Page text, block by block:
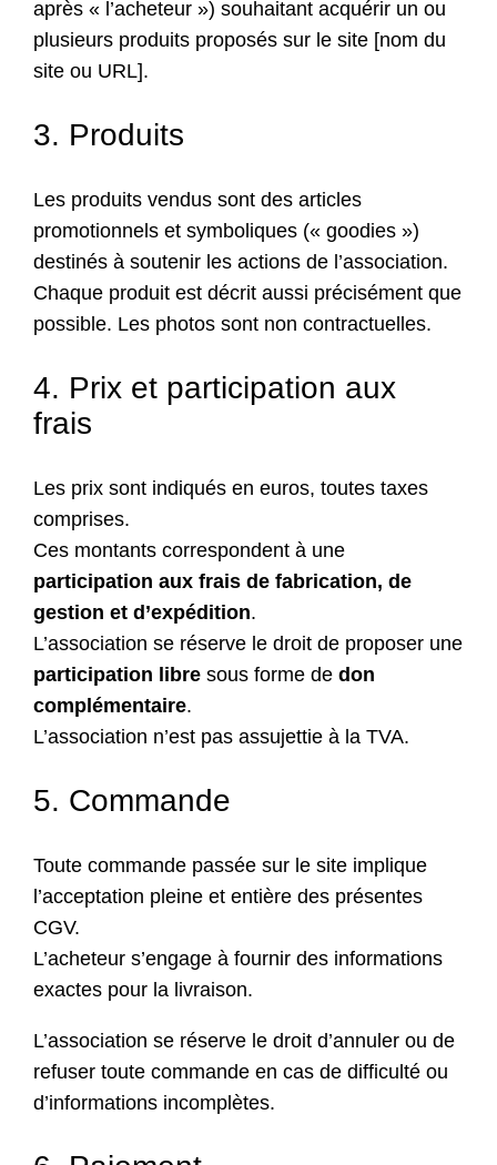
après « l’acheteur ») souhaitant acquérir un ou
plusieurs produits proposés sur le site [nom du
site ou URL].
3. Produits
Les produits vendus sont des articles
promotionnels et symboliques (« goodies »)
destinés à soutenir les actions de l’association.
Chaque produit est décrit aussi précisément que
possible. Les photos sont non contractuelles.
4. Prix et participation aux
frais
Les prix sont indiqués en euros, toutes taxes
comprises.
Ces montants correspondent à une
participation aux frais de fabrication, de
gestion et d’expédition.
L’association se réserve le droit de proposer une
participation libre sous forme dedon
complémentaire.
L’association n’est pas assujettie à la TVA.
5. Commande
Toute commande passée sur le site implique
l’acceptation pleine et entière des présentes
CGV.
L’acheteur s’engage à fournir des informations
exactes pour la livraison.
L’association se réserve le droit d’annuler ou de
refuser toute commande en cas de difficulté ou
d’informations incomplètes.